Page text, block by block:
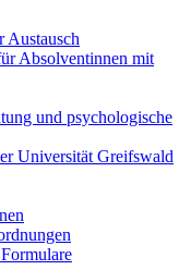
Austausch
Absolventinnen mit
und psychologische
Universität Greifswald